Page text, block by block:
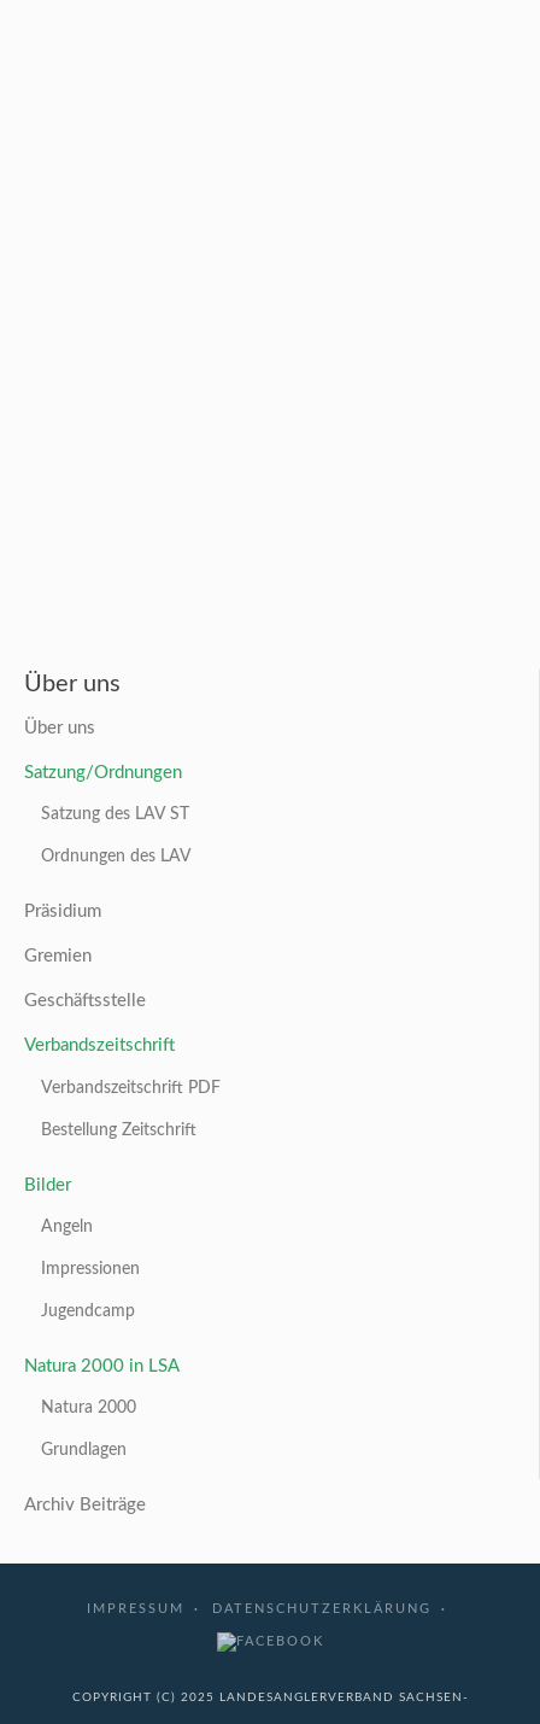
Über uns
Über uns
Satzung/Ordnungen
Satzung des LAV ST
Ordnungen des LAV
Präsidium
Gremien
Geschäftsstelle
Verbandszeitschrift
Verbandszeitschrift PDF
Bestellung Zeitschrift
Bilder
Angeln
Impressionen
Jugendcamp
Natura 2000 in LSA
Natura 2000
Grundlagen
Archiv Beiträge
IMPRESSUM DATENSCHUTZERKLÄRUNG
COPYRIGHT (C) 2025 LANDESANGLERVERBAND SACHSEN-